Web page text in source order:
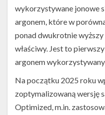
wykorzystywane jonowe
argonem, które w
ponad dwukrotnie wyższy
właściwy. Jest to
argonem
Na początku 2025 roku
zoptymalizowaną wersję
Optimized, m.in.